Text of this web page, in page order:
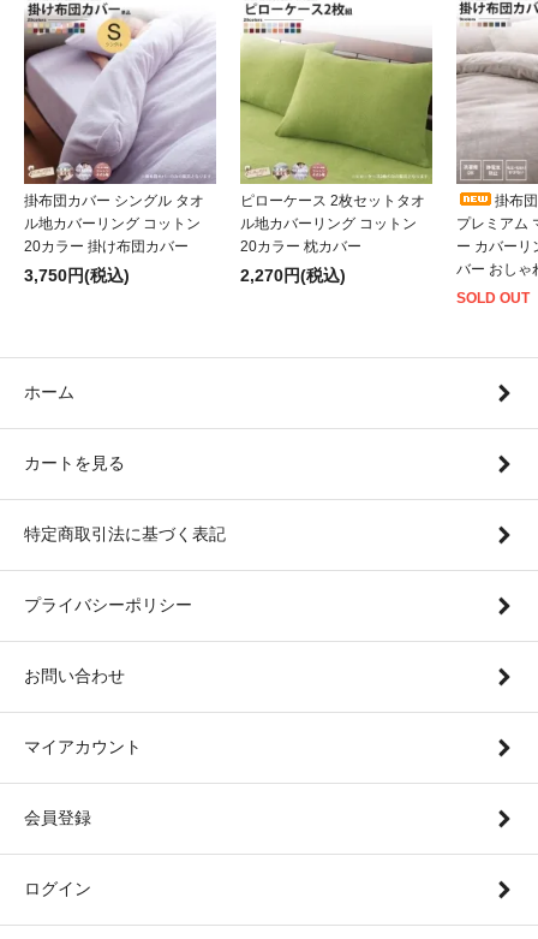
掛布団カバー シングル タオ
ル地カバーリング コットン
20カラー 掛け布団カバー
3,750円(税込)
ピローケース 2枚セットタオ
ル地カバーリング コットン
20カラー 枕カバー
2,270円(税込)
掛布
プレミアム
ー カバーリ
バー おしゃ
SOLD OUT
ホーム
カートを見る
特定商取引法に基づく表記
プライバシーポリシー
お問い合わせ
マイアカウント
会員登録
ログイン